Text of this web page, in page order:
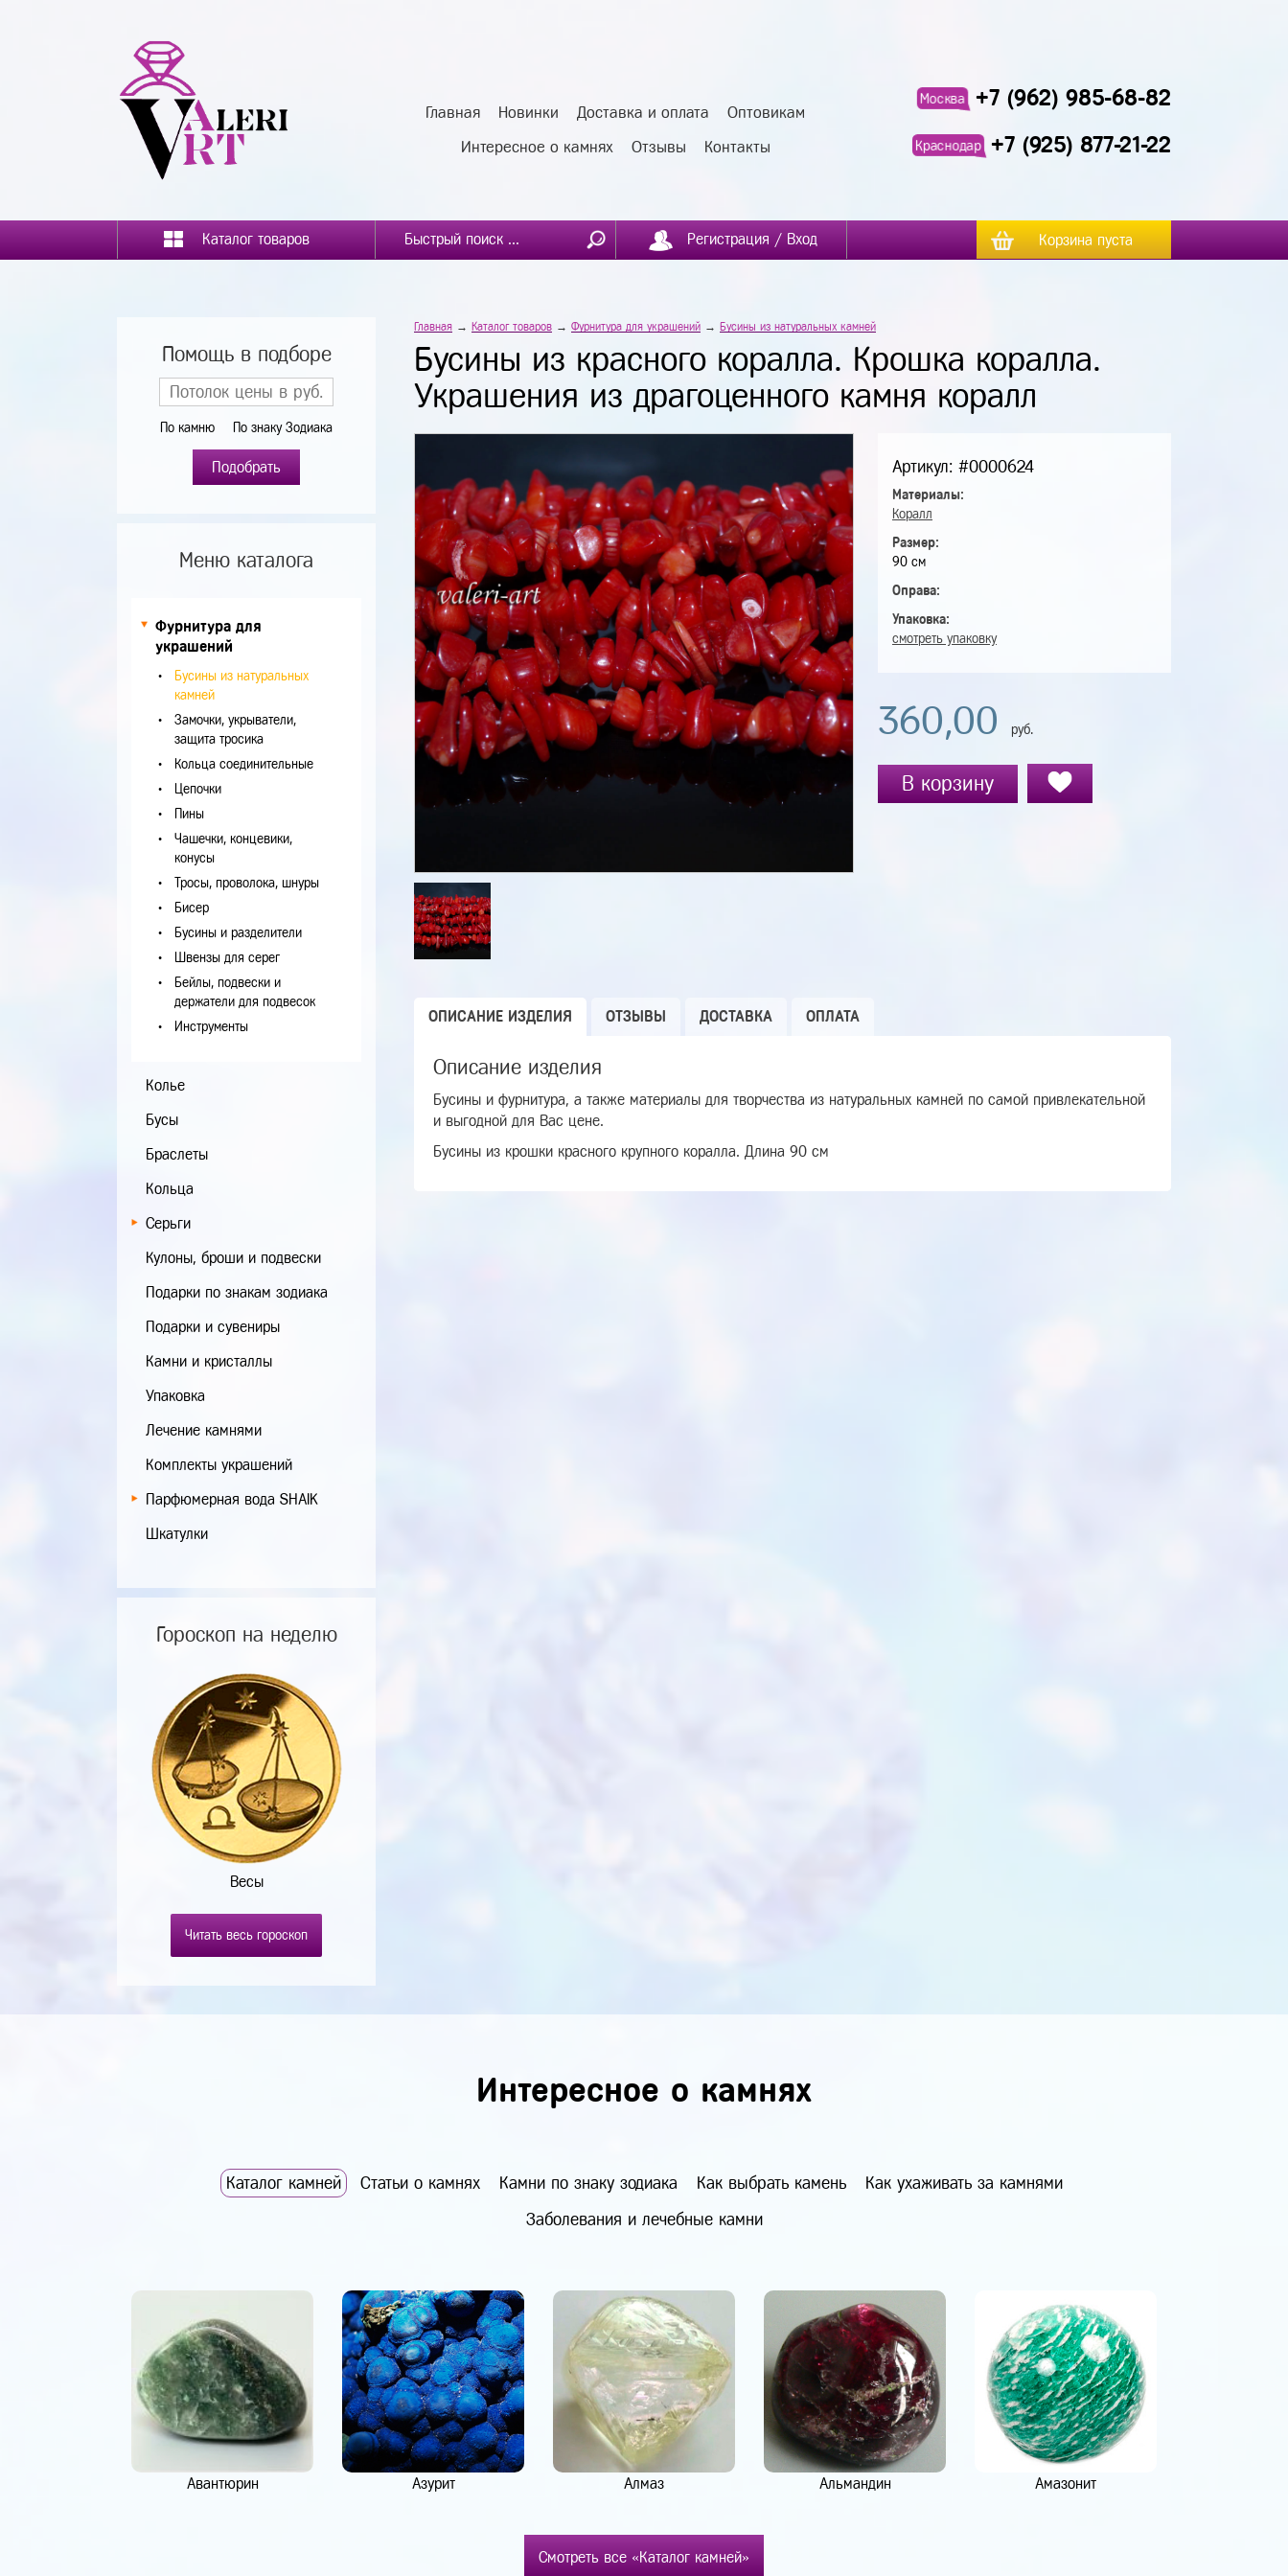
Главная Новинки Доставка и оплата Оптовикам
Интересное о камнях Отзывы Контакты
Москва +7 (962) 985-68-82
Краснодар +7 (925) 877-21-22
Каталог товаров Регистрация / Вход Корзина пуста
Помощь в подборе
По камню По знаку Зодиака
Подобрать
Меню каталога
Фурнитура для
украшений
Бусины из натуральных
камней
Замочки, укрыватели,
защита тросика
Кольца соединительные
Цепочки
Пины
Чашечки, концевики,
конусы
Тросы, проволока, шнуры
Бисер
Бусины и разделители
Швензы для серег
Бейлы, подвески и
держатели для подвесок
Инструменты
Колье
Бусы
Браслеты
Кольца
Серьги
Кулоны, броши и подвески
Подарки по знакам зодиака
Подарки и сувениры
Камни и кристаллы
Упаковка
Лечение камнями
Комплекты украшений
Парфюмерная вода SHAIK
Шкатулки
Гороскоп на неделю
Весы
Читать весь гороскоп
Главная → Каталог товаров → Фурнитура для украшений → Бусины из натуральных камней
Бусины из красного коралла. Крошка коралла.
Украшения из драгоценного камня коралл
Артикул: #0000624
Материалы:
Коралл
Размер:
90 см
Оправа:
Упаковка:
смотреть упаковку
360,00 руб.
В корзину
ОПИСАНИЕ ИЗДЕЛИЯ ОТЗЫВЫ ДОСТАВКА ОПЛАТА
Описание изделия
Бусины и фурнитура, а также материалы для творчества из натуральных камней по самой привлекательной
и выгодной для Вас цене.
Бусины из крошки красного крупного коралла. Длина 90 см
Интересное о камнях
Каталог камней Статьи о камнях Камни по знаку зодиака Как выбрать камень Как ухаживать за камнями
Заболевания и лечебные камни
Авантюрин Азурит Алмаз Альмандин Амазонит
Смотреть все «Каталог камней»